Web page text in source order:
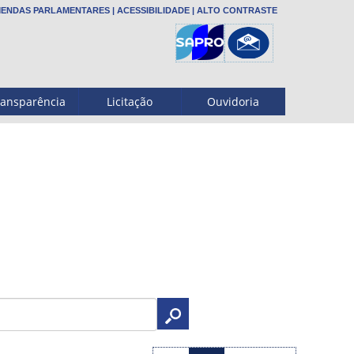
PARLAMENTARES | ACESSIBILIDADE | ALTO CONTRASTE
Licitação Ouvidoria